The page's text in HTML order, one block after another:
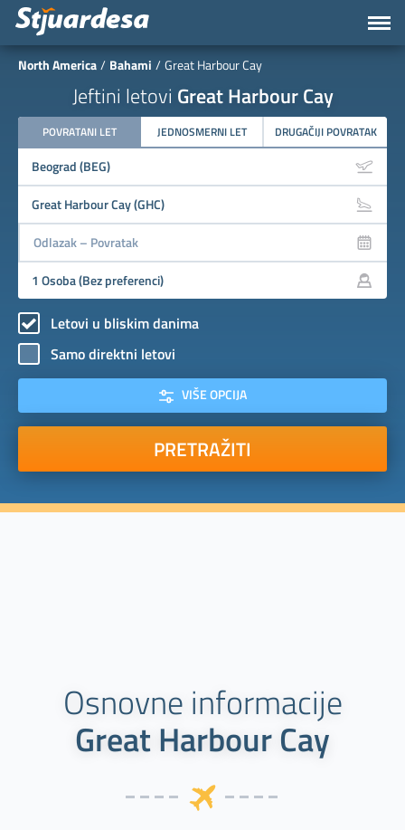
North America Bahami Great Harbour Cay
Jeftini letovi Great Harbour Cay
POVRATANI LET JEDNOSMERNI LET DRUGAČIJI POVRATAK
Letovi u bliskim danima
Samo direktni letovi
VIŠE OPCIJA
PRETRAŽITI
Osnovne informacije
Great Harbour Cay